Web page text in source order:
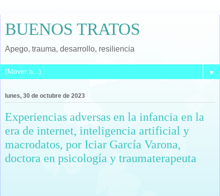
BUENOS TRATOS
Apego, trauma, desarrollo, resiliencia
▼
lunes, 30 de octubre de 2023
Experiencias adversas en la infancia en la
era de internet, inteligencia artificial y
macrodatos, por Iciar García Varona,
doctora en psicología y traumaterapeuta